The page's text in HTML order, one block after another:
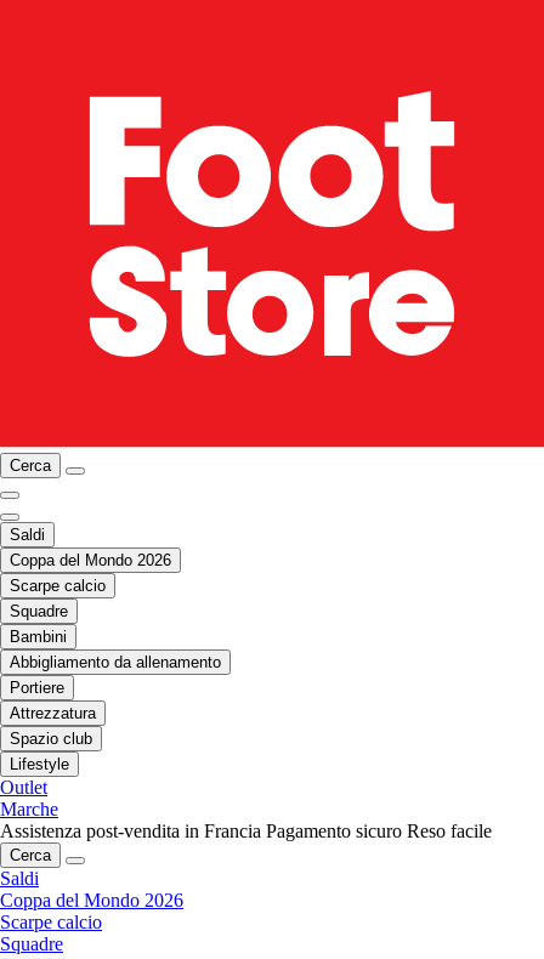
Cerca
Saldi
Coppa del Mondo 2026
Scarpe calcio
Squadre
Bambini
Abbigliamento da allenamento
Portiere
Attrezzatura
Spazio club
Lifestyle
Outlet
Marche
Assistenza post-vendita in Francia Pagamento sicuro Reso facile
Cerca
Saldi
Coppa del Mondo 2026
Scarpe calcio
Squadre